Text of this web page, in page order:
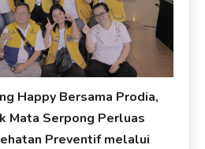
Happy Bersama Prodia,
Mata Serpong Perluas
Preventif melalui